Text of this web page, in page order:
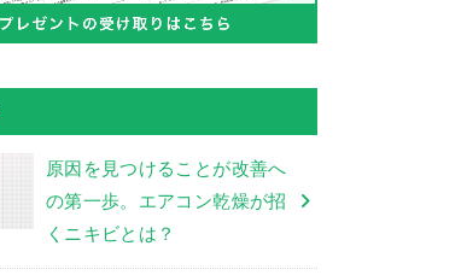
原因を見つけることが改善へ
の第一歩。エアコン乾燥が招
くニキビとは？